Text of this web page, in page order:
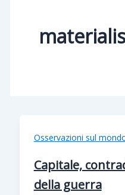
Osservazioni sul
Capitale,
della guerra